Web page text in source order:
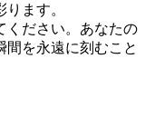
ます。
ください。あなたの
間を永遠に刻むこと